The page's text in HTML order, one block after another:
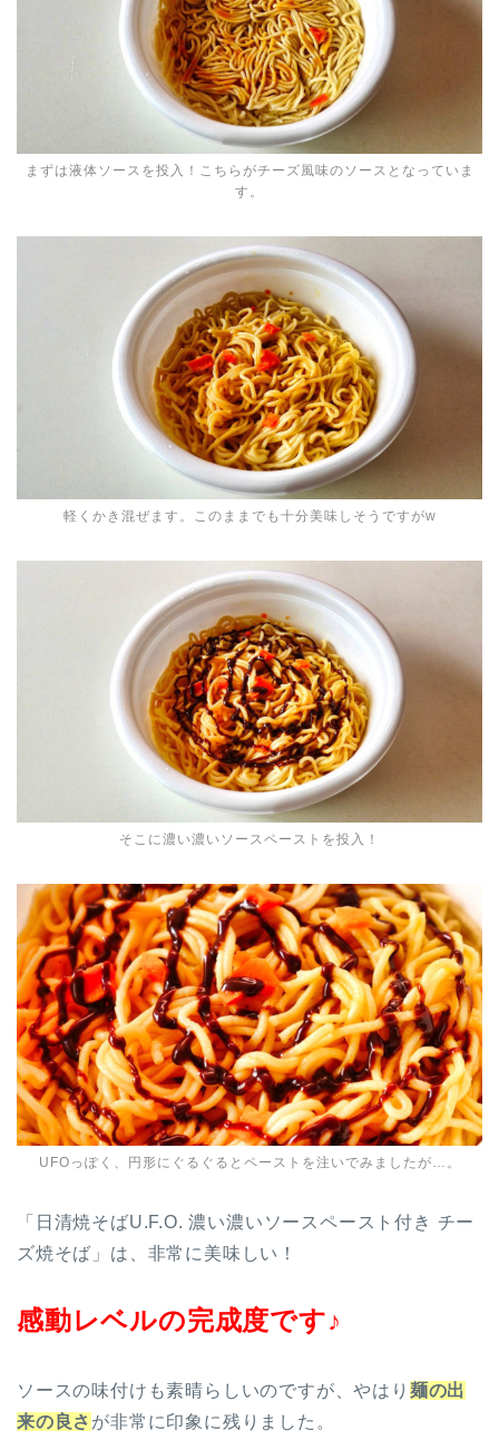
まずは液体ソースを投入！こちらがチーズ風味のソースとなっていま
す。
軽くかき混ぜます。このままでも十分美味しそうですがw
そこに濃い濃いソースペーストを投入！
UFOっぽく、円形にぐるぐるとペーストを注いでみましたが…。
「日清焼そばU.F.O. 濃い濃いソースペースト付き チー
ズ焼そば」は、非常に美味しい！
感動レベルの完成度です♪
ソースの味付けも素晴らしいのですが、やはり 麺の出
来の良さ が非常に印象に残りました。